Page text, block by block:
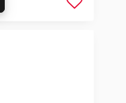
Lägg till